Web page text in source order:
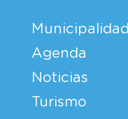
Municipalidad
Agenda
Noticias
Turismo